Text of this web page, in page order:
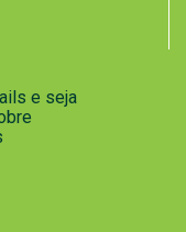
e seja